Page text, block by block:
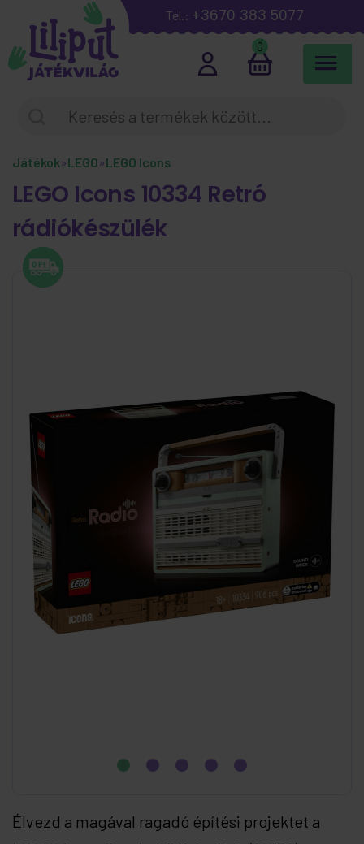
Tel.: +3670 383 5077
0
Játékok»LEGO»LEGO Icons
LEGO Icons 10334 Retró
rádiókészülék
Élvezd a magával ragadó építési projektet a